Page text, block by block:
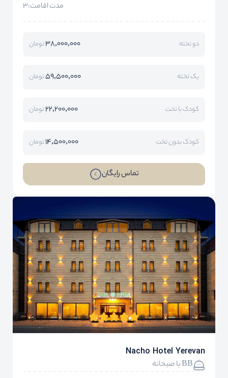
مدت اقامت:3
دو تخته 38,000,000تومان
یک تخته 59,500,000تومان
کودک با تخت 22,200,000تومان
کودک بدون تخت 14,500,000تومان
تماس رایگان
Nacho Hotel Yerevan
BB با صبحانه